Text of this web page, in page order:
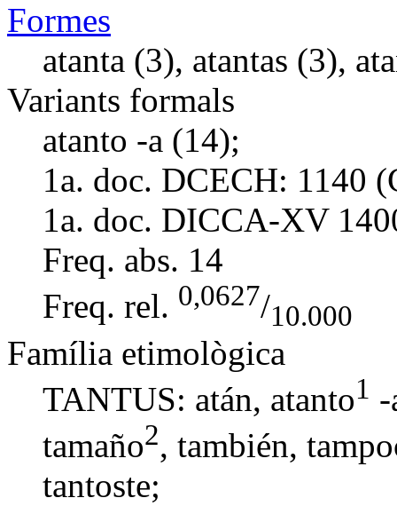
Formes
atanta (3), atantas (3),
Variants formals
atanto -a (14);
1a. doc. DCECH: 1140
1a. doc. DICCA-XV
Freq. abs. 14
Freq. rel. 0,0627/10.000
Família etimològica
TANTUS: atán, atanto1 -
tamaño2, también,
tantoste;